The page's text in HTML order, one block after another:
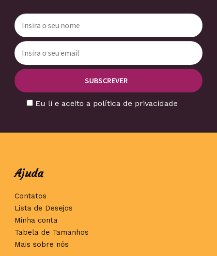
Eu li e aceito a política de privacidade
Ajuda
Contatos
Lista de Desejos
Minha conta
Tabela de Tamanhos
Mais sobre nós